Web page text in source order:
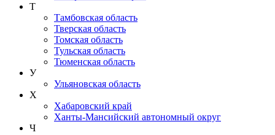
Т
Тамбовская область
Тверская область
Томская область
Тульская область
Тюменская область
У
Ульяновская область
Х
Хабаровский край
Ханты-Мансийский автономный округ
Ч